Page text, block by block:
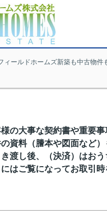
ィールドホームズ新築も中古物件
の大事な契約書や重要
資料（謄本や図面など
渡し後、（決済）はお
はご覧になってお取引